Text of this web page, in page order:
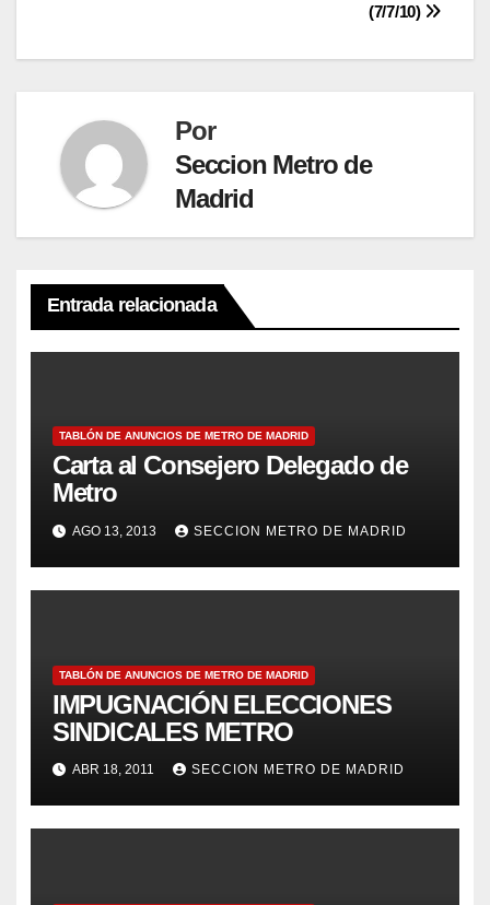
(7/7/10)
Por
Seccion Metro de
Madrid
Entrada relacionada
TABLÓN DE ANUNCIOS DE METRO DE MADRID
Carta al Consejero Delegado de
Metro
AGO 13, 2013 SECCION METRO DE MADRID
TABLÓN DE ANUNCIOS DE METRO DE MADRID
IMPUGNACIÓN ELECCIONES
SINDICALES METRO
ABR 18, 2011 SECCION METRO DE MADRID